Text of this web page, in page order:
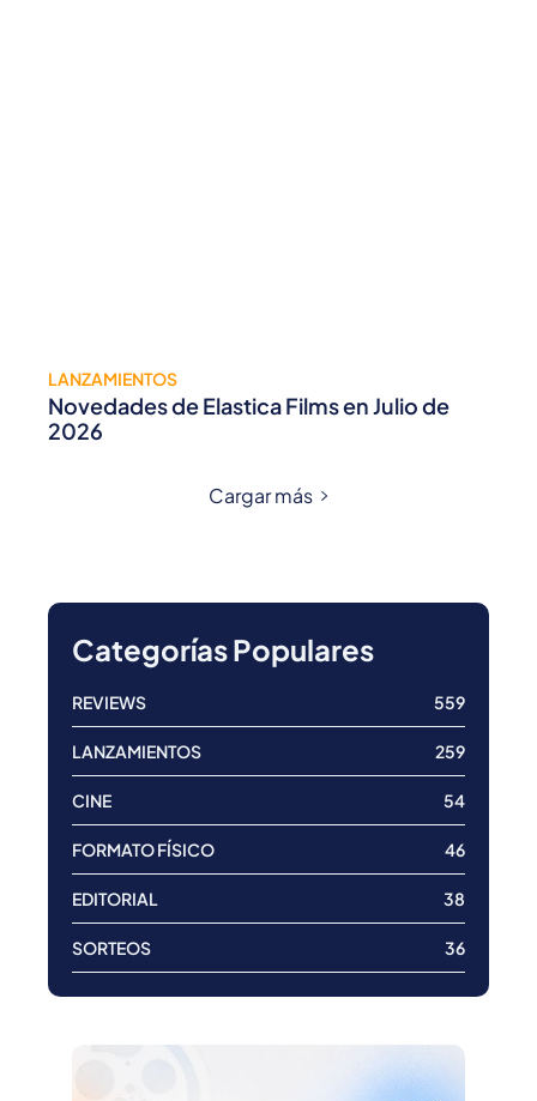
LANZAMIENTOS
Novedades de Elastica Films en Julio de
2026
Cargar más
Categorías Populares
REVIEWS 559
LANZAMIENTOS 259
CINE 54
FORMATO FÍSICO 46
EDITORIAL 38
SORTEOS 36